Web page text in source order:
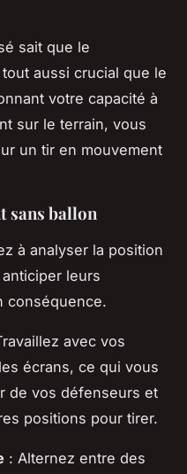
sait que le
aussi crucial que le
votre capacité à
sur le terrain, vous
un tir en mouvement
sans ballon
à analyser la position
leurs
conséquence.
avec vos
écrans, ce qui vous
de vos défenseurs et
positions pour tirer.
: Alternez entre des